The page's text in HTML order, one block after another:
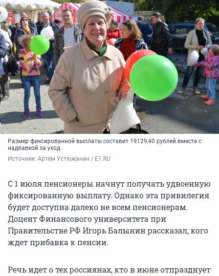
Размер фиксированной выплаты составит 19129,40 рублей вместе с
надбавкой за уход
Источник: Артём Устюжанин / E1.RU
С 1 июля пенсионеры начнут получать удвоенную
фиксированную выплату. Однако эта привилегия
будет доступна далеко не всем пенсионерам.
Доцент Финансового университета при
Правительстве РФ Игорь Балынин рассказал, кого
ждет прибавка к пенсии.
Речь идет о тех россиянах, кто в июне отпразднует